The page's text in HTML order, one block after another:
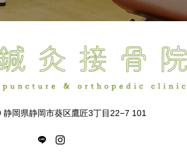
静岡県静岡市葵区鷹匠3丁目22−7 101